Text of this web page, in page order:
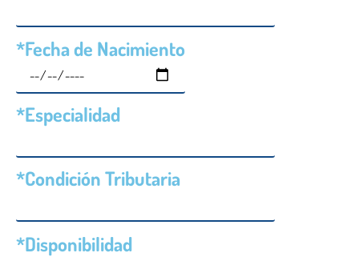
*Fecha de Nacimiento
*Especialidad
*Condición Tributaria
*Disponibilidad